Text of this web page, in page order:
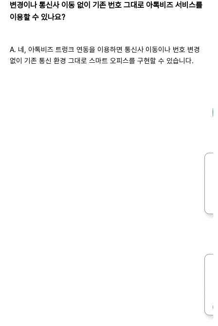
변경이나 통신사 이동 없이 기존 번호 그대로 아톡비즈 서비스를
이용할 수 있나요?
A. 네, 아톡비즈 트렁크 연동을 이용하면 통신사 이동이나 번호 변경
없이 기존 통신 환경 그대로 스마트 오피스를 구현할 수 있습니다.